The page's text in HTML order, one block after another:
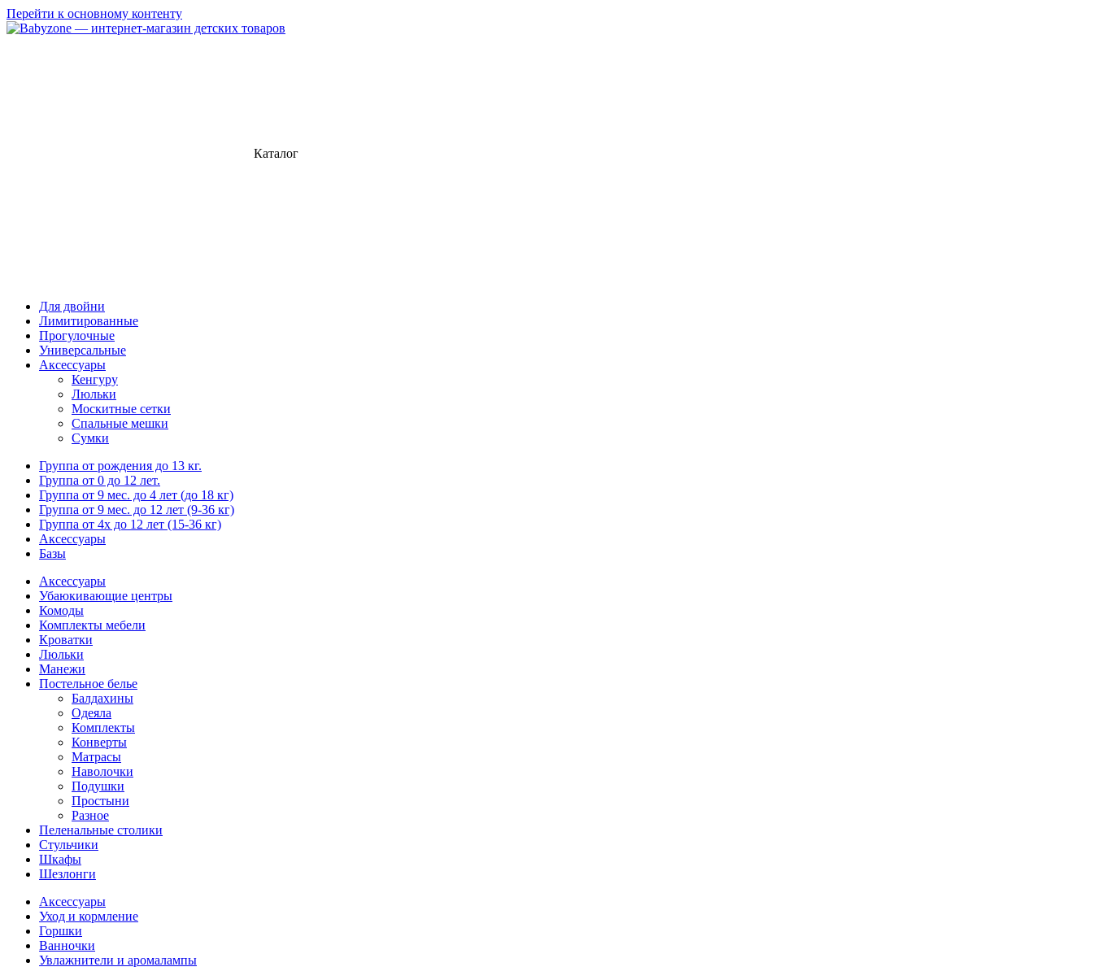
Перейти к основному контенту
Каталог
Для двойни
Лимитированные
Прогулочные
Универсальные
Аксессуары
Кенгуру
Люльки
Москитные сетки
Спальные мешки
Сумки
Группа от рождения до 13 кг.
Группа от 0 до 12 лет.
Группа от 9 мес. до 4 лет (до 18 кг)
Группа от 9 мес. до 12 лет (9-36 кг)
Группа от 4х до 12 лет (15-36 кг)
Аксессуары
Базы
Аксессуары
Убаюкивающие центры
Комоды
Комплекты мебели
Кроватки
Люльки
Манежи
Постельное белье
Балдахины
Одеяла
Комплекты
Конверты
Матрасы
Наволочки
Подушки
Простыни
Разное
Пеленальные столики
Стульчики
Шкафы
Шезлонги
Аксессуары
Уход и кормление
Горшки
Ванночки
Увлажнители и аромалампы